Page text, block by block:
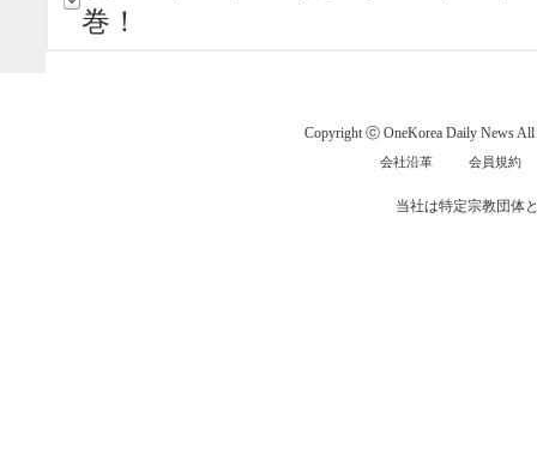
巻！
Copyright ⓒ OneKorea Daily News All
会社沿革 会員規約
当社は特定宗教団体